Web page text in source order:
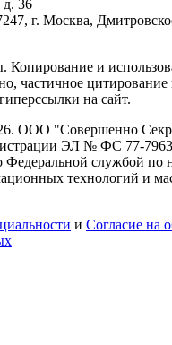
д. 36
г. Москва,
Копирование и
частичное
на сайт.
ООО "Совершенно
ЭЛ № ФС 77-
Федеральной службой по
технологий и
и Согласие на